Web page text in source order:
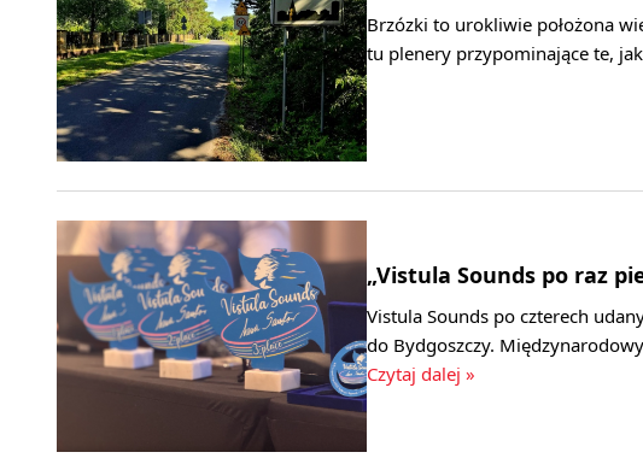
Brzózki to urokliwie położona
tu plenery przypominające te,
„Vistula Sounds po raz
Vistula Sounds po czterech
do Bydgoszczy.
Czytaj dalej »